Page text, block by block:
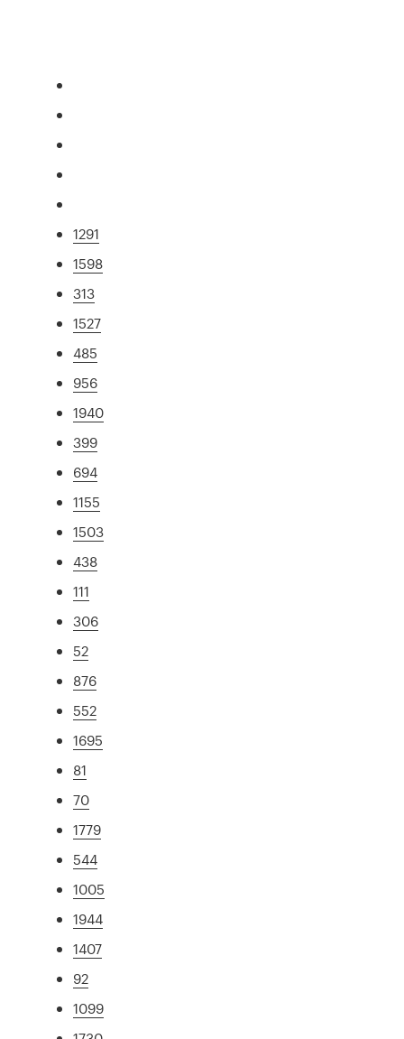
1291
1598
313
1527
485
956
1940
399
694
1155
1503
438
111
306
52
876
552
1695
81
70
1779
544
1005
1944
1407
92
1099